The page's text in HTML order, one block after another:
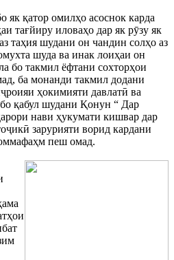
як қатор омилҳо асоснок карда
тағйиру иловаҳо дар як рӯзу як
таҳия шудани он чандин солҳо аз
шуда ва инак лоиҳаи он
бо такмил ёфтани сохторҳои
ба монанди такмил додани
ҳокимияти давлатӣ ва
қабул шудани Қонун “ Дар
нави ҳукумати кишвар дар
зарурияти ворид кардани
пеш омад.